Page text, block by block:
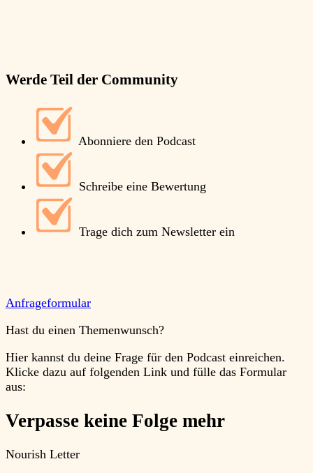
Werde Teil der Community
Abonniere den Podcast
Schreibe eine Bewertung
Trage dich zum Newsletter ein
Anfrageformular
Hast du einen Themenwunsch?
Hier kannst du deine Frage für den Podcast einreichen.
Klicke dazu auf folgenden Link und fülle das Formular
aus:
Verpasse keine Folge mehr
Nourish Letter